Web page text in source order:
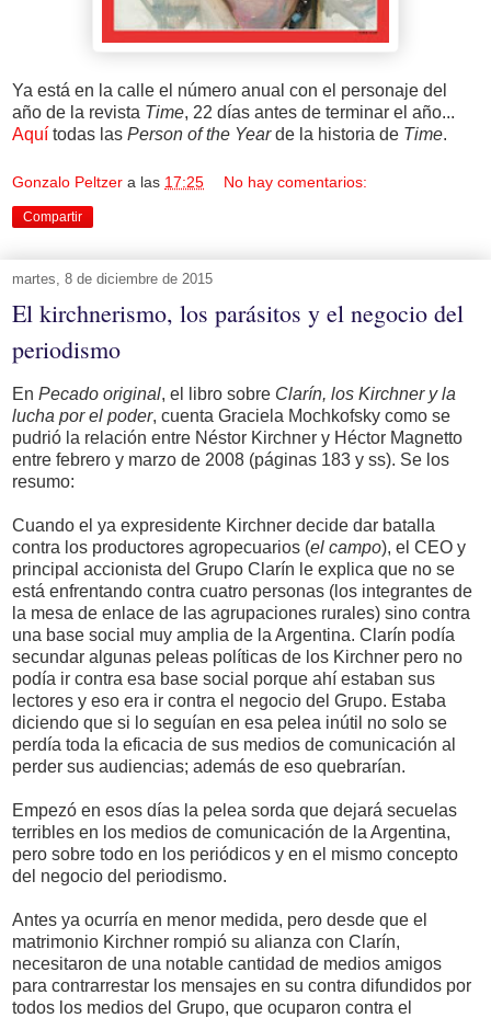
Ya está en la calle el número anual con el personaje del
año de la revista Time, 22 días antes de terminar el año...
Aquí todas las Person of the Yearde la historia de Time.
Gonzalo Peltzer a las 17:25 No hay comentarios:
Compartir
martes, 8 de diciembre de 2015
El kirchnerismo, los parásitos y el negocio del
periodismo
En Pecado original, el libro sobre Clarín, los Kirchner y la
lucha por el poder, cuenta Graciela Mochkofsky como se
pudrió la relación entre Néstor Kirchner y Héctor Magnetto
entre febrero y marzo de 2008 (páginas 183 y ss). Se los
resumo:
Cuando el ya expresidente Kirchner decide dar batalla
contra los productores agropecuarios (el campo), el CEO y
principal accionista del Grupo Clarín le explica que no se
está enfrentando contra cuatro personas (los integrantes de
la mesa de enlace de las agrupaciones rurales) sino contra
una base social muy amplia de la Argentina. Clarín podía
secundar algunas peleas políticas de los Kirchner pero no
podía ir contra esa base social porque ahí estaban sus
lectores y eso era ir contra el negocio del Grupo. Estaba
diciendo que si lo seguían en esa pelea inútil no solo se
perdía toda la eficacia de sus medios de comunicación al
perder sus audiencias; además de eso quebrarían.
Empezó en esos días la pelea sorda que dejará secuelas
terribles en los medios de comunicación de la Argentina,
pero sobre todo en los periódicos y en el mismo concepto
del negocio del periodismo.
Antes ya ocurría en menor medida, pero desde que el
matrimonio Kirchner rompió su alianza con Clarín,
necesitaron de una notable cantidad de medios amigos
para contrarrestar los mensajes en su contra difundidos por
todos los medios del Grupo, que ocuparon contra el